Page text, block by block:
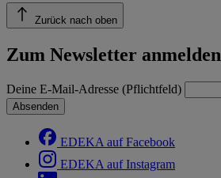
Zurück nach oben
Zum Newsletter anmelden
Deine E-Mail-Adresse (Pflichtfeld)
Absenden
EDEKA auf Facebook
EDEKA auf Instagram